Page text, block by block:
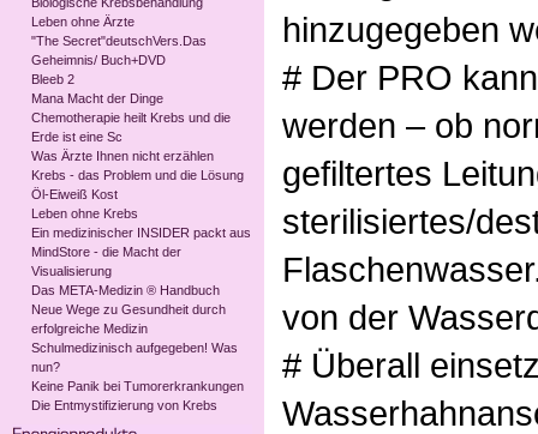
Leben ohne Ärzte
"The Secret"deutschVers.Das
Geheimnis/ Buch+DVD
Bleeb 2
Mana Macht der Dinge
Chemotherapie heilt Krebs und die
Erde ist eine Sc
Was Ärzte Ihnen nicht erzählen
Krebs - das Problem und die Lösung
Öl-Eiweiß Kost
Leben ohne Krebs
Ein medizinischer INSIDER packt aus
MindStore - die Macht der
Visualisierung
Das META-Medizin ® Handbuch
Neue Wege zu Gesundheit durch
erfolgreiche Medizin
Schulmedizinisch aufgegeben! Was
nun?
Keine Panik bei Tumorerkrankungen
Die Entmystifizierung von Krebs
hinzugegeben
# Der PRO
werden – ob
gefiltertes
sterilisiertes/
von der
# Überall